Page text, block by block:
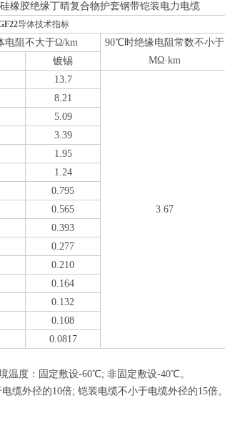
橡胶绝缘丁晴复合物护套钢带铠装电力电缆
导体技术指标
电阻不大于Ω/km 90℃时绝缘电阻常数不小于
MΩ·km
镀锡
13.7
3.67
8.21
5.09
3.39
1.95
1.24
0.795
0.565
0.393
0.277
0.210
0.164
0.132
0.108
0.0817
温度：固定敷设-60℃; 非固定敷设-40℃。
缆外径的10倍; 铠装电缆不小于电缆外径的15倍。